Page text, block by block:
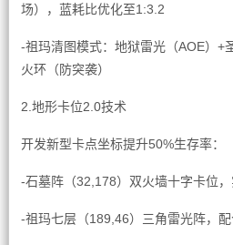
场），蓝耗比优化至1:3.2
-祖玛清图模式：地狱雷光（AOE）+
火环（防突袭）
2.地形卡位2.0技术
开发新型卡点坐标提升50%生存率：
-石墓阵（32,178）双火墙十字卡位
-祖玛七层（189,46）三角雷光阵，